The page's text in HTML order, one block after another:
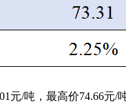
/吨，最高价74.66元/